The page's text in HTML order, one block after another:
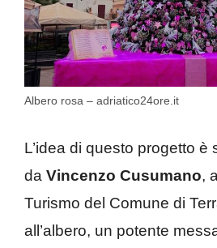
Albero rosa – adriatico24ore.it
L’idea di questo progetto è
da Vincenzo Cusumano,
Turismo del Comune di
all’albero, un potente